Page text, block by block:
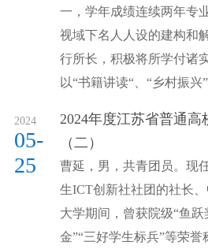
一，学年成绩连续两年专
视域下名人人设的建构和
行所长，积极将所学付诸
以“书籍讲读“、“乡村振兴
2024
05-
25
2024年度江苏省普通
（二）
曹延，男，共青团员。现
生ICT创新社社团的社长、
大学期间，曾获院级“鱼跃
金”“三好学生标兵”等荣